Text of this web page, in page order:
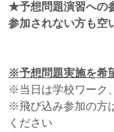
★予想問題演習への
参加されない方も空
※予想問題実施を希
※当日は学校ワーク
※飛び込み参加の方
ください